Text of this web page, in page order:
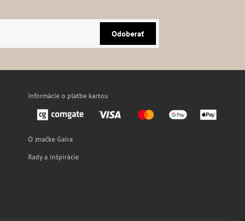
Odoberať
Informácie o platbe kartou
O značke Gaira
Rady a inšpirácie